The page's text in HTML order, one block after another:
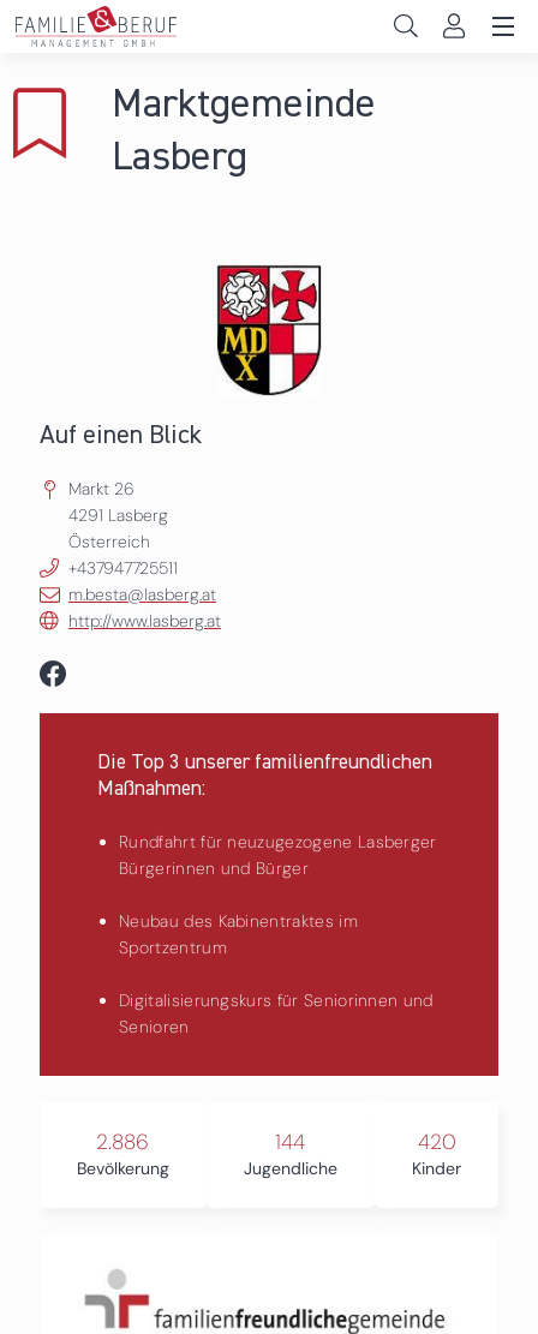
Direkt zum Inhalt
Gemeinden
Marktgemeinde
Lasberg
Auf einen Blick
Markt 26
4291 Lasberg
Österreich
+437947725511
m.besta@lasberg.at
http://www.lasberg.at
Die Top 3 unserer familienfreundlichen
Maßnahmen:
Rundfahrt für neuzugezogene Lasberger
Bürgerinnen und Bürger
Neubau des Kabinentraktes im
Sportzentrum
Digitalisierungskurs für Seniorinnen und
Senioren
2.886
Bevölkerung
144
Jugendliche
420
Kinder